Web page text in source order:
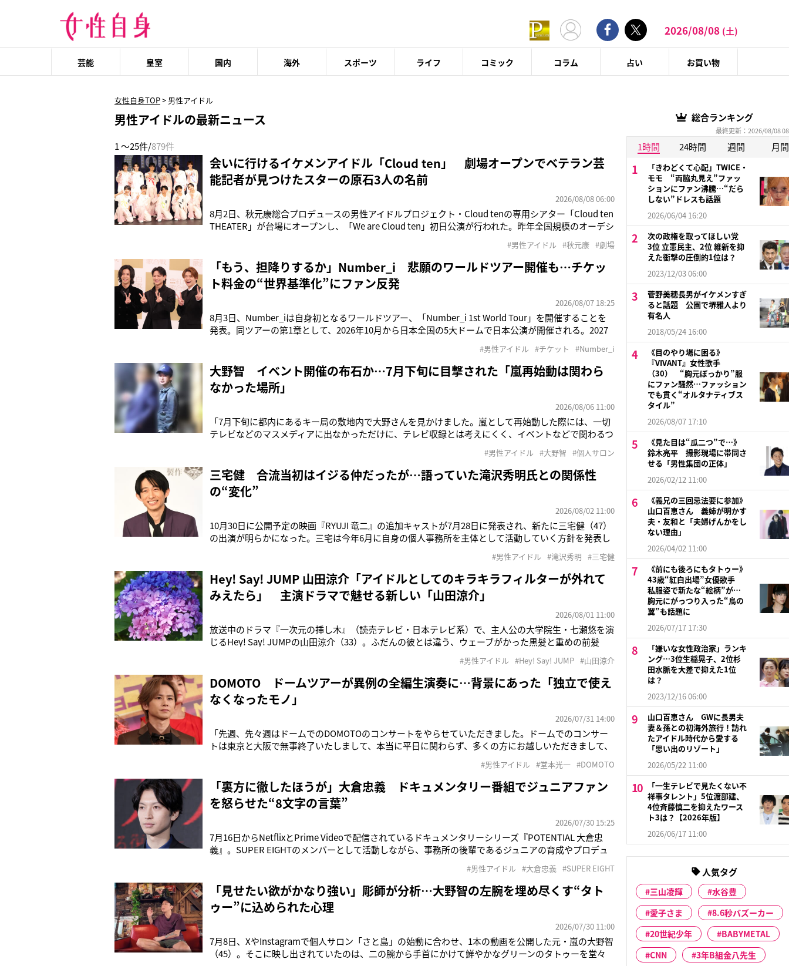
2026/08/08 (土)
芸能 皇室 国内 海外 スポーツ ライフ コミック コラム 占い お買い物
女性自身TOP> 男性アイドル
男性アイドルの最新ニュース
1 ～25件/879件
会いに行けるイケメンアイドル「Cloud ten」 劇場オープンでベテラン芸
能記者が見つけたスターの原石3人の名前
2026/08/08 06:00
8月2日、秋元康総合プロデュースの男性アイドルプロジェクト・Cloud tenの専用シアター「Cloud ten
THEATER」が台場にオープンし、「We are Cloud ten」初日公演が行われた。昨年全国規模のオーデシ
のファンを魅了した。劇場に足を踏み入れると、まず客席と舞台の近さにドキドキ。「す
#男性アイドル #秋元康 #劇場
「もう、担降りするか」Number_i 悲願のワールドツアー開催も…チケッ
ト料金の“世界基準化”にファン反発
2026/08/07 18:25
8月3日、Number_iは自身初となるワールドツアー、「Number_i 1st World Tour」を開催することを
発表。同ツアーの第1章として、2026年10月から日本全国の5大ドームで日本公演が開催される。2027
#男性アイドル #チケット #Number_i
大野智 イベント開催の布石か…7月下旬に目撃された「嵐再始動は関わら
なかった場所」
2026/08/06 11:00
「7月下旬に都内にあるキー局の敷地内で大野さんを見かけました。嵐として再始動した際には、一切
テレビなどのマスメディアに出なかっただけに、テレビ収録とは考えにくく、イベントなどで関わるつ
と島」をオープンし、頻繁にブログを更新するなど、ファンとの交流を重ねる大野智（45）。リゾート
ホテルを経営する宮古島には戻
#男性アイドル #大野智 #個人サロン
三宅健 合流当初はイジる仲だったが…語っていた滝沢秀明氏との関係性
の“変化”
2026/08/02 11:00
10月30日に公開予定の映画『RYUJI 竜二』の追加キャストが7月28日に発表され、新たに三宅健（47）
の出演が明らかになった。三宅は今年6月に自身の個人事務所を主体として活動していく方針を発表し
個人事務所と連携しながら引き続きサポートし、ファンクラブの運営などを担っていくそうです。もと
もと2人は
#男性アイドル #滝沢秀明 #三宅健
Hey! Say! JUMP 山田涼介「アイドルとしてのキラキラフィルターが外れて
みえたら」 主演ドラマで魅せる新しい「山田涼介」
2026/08/01 11:00
放送中のドラマ『一次元の挿し木』（読売テレビ・日本テレビ系）で、主人公の大学院生・七瀬悠を演
じるHey! Say! JUMPの山田涼介（33）。ふだんの彼とは違う、ウェーブがかった黒髪と重めの前髪
にしました。悠は人見知りで周囲とのコミュニケーションにエラーを起こすタイプだと思うし、唯一
の拠り所だった義理の妹
#男性アイドル #Hey! Say! JUMP #山田涼介
DOMOTO ドームツアーが異例の全編生演奏に…背景にあった「独立で使え
なくなったモノ」
2026/07/31 14:00
「先週、先々週はドームでのDOMOTOのコンサートをやらせていただきました。ドームでのコンサー
トは東京と大阪で無事終了いたしまして、本当に平日に関わらず、多くの方にお越しいただきまして、
送のラジオ『DOMOTOのどんなもんヤ！』（文化放送）で、堂本光一（47）が7月15、16日に東京ドー
ムで、7月22、2
#男性アイドル #堂本光一 #DOMOTO
「裏方に徹したほうが」大倉忠義 ドキュメンタリー番組でジュニアファン
を怒らせた“8文字の言葉”
2026/07/30 15:25
7月16日からNetflixとPrime Videoで配信されているドキュメンタリーシリーズ『POTENTIAL 大倉忠
義』。SUPER EIGHTのメンバーとして活動しながら、事務所の後輩であるジュニアの育成やプロデュ
プロデューサーとしての一面に迫った内容ということで、情報が公開されると配信を待ち望む声
#男性アイドル #大倉忠義 #SUPER EIGHT
「見せたい欲がかなり強い」彫師が分析…大野智の左腕を埋め尽くす“タト
ゥー”に込められた心理
2026/07/30 11:00
7月8日、XやInstagramで個人サロン「さと島」の始動に合わせ、1本の動画を公開した元・嵐の大野智
（45）。そこに映し出されていたのは、二の腕から手首にかけて鮮やかなグリーンのタトゥーを堂々
総合ランキング
最終更新：2026/08/08
1時間 24時間 週間 月間
「きわどくて心配」TWICE・
モモ “両脇丸見え”ファッ
ションにファン沸騰…“だら
しない”ドレスも話題
2026/06/04 16:20
次の政権を取ってほしい党
3位 立憲民主、2位 維新を抑
えた衝撃の圧倒的1位は？
2023/12/03 06:00
菅野美穂長男がイケメンすぎ
ると話題 公園で堺雅人より
有名人
2018/05/24 16:00
《目のやり場に困る》
『VIVANT』女性歌手
（30） “胸元ぽっかり”服
にファン騒然…ファッション
でも貫く“オルタナティブス
タイル”
2026/08/07 17:10
《見た目は“瓜二つ”で…》
鈴木亮平 撮影現場に帯同さ
せる「男性集団の正体」
2026/02/12 11:00
《義兄の三回忌法要に参加》
山口百恵さん 義姉が明かす
夫・友和と「夫婦げんかをし
ない理由」
2026/04/02 11:00
《前にも後ろにもタトゥー》
43歳“紅白出場”女優歌手
私服姿で新たな“絵柄”が…
胸元にがっつり入った“鳥の
翼”も話題に
2026/07/17 17:30
「嫌いな女性政治家」ランキ
ング…3位生稲晃子、2位杉
田水脈を大差で抑えた1位
は？
2023/12/16 06:00
山口百恵さん GWに長男夫
妻＆孫との初海外旅行！訪れ
たアイドル時代から愛する
「思い出のリゾート」
2026/05/22 11:00
「一生テレビで見たくない不
祥事タレント」5位渡部建、
4位斉藤慎二を抑えたワース
ト3は？【2026年版】
2026/06/17 11:00
人気タグ
三山凌輝
水谷豊
愛子さま
8.6秒バズーカー
20世紀少年
BABYMETAL
CNN
3年B組金八先生